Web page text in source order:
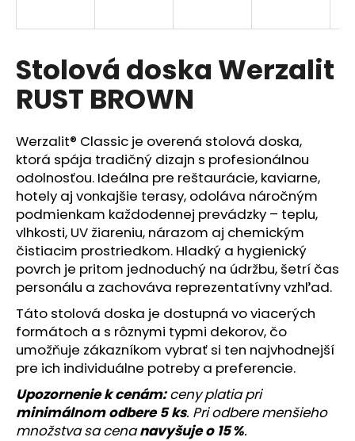
Stolová doska Werzalit
RUST BROWN
Werzalit® Classic je overená stolová doska,
ktorá spája tradičný dizajn s profesionálnou
odolnosťou. Ideálna pre reštaurácie, kaviarne,
hotely aj vonkajšie terasy, odoláva náročným
podmienkam každodennej prevádzky – teplu,
vlhkosti, UV žiareniu, nárazom aj chemickým
čistiacim prostriedkom. Hladký a hygienický
povrch je pritom jednoduchý na údržbu, šetrí čas
personálu a zachováva reprezentatívny vzhľad.
Táto stolová doska je dostupná vo viacerých
formátoch a s rôznymi typmi dekorov, čo
umožňuje zákazníkom vybrať si ten najvhodnejší
pre ich individuálne potreby a preferencie.
Upozornenie k cenám:ceny platia pri
minimálnom odbere 5 ks. Pri odbere menšieho
množstva sa cenanavyšuje o 15 %.
s
ť
?
HĽADAŤ
O
d
p
o
r
ú
č
a
m
e